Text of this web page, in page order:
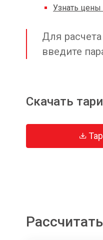
Узнать цены
Для
введите
Скачать